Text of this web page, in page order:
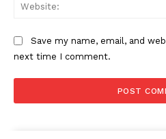
Save my name, email, and
next time I comment.